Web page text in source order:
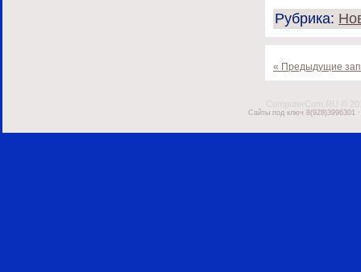
Рубрика:
« Предыдущие
Сайты под ключ 8(928)3996301